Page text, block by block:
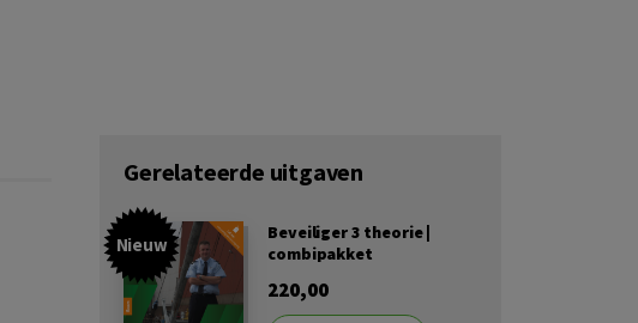
Gerelateerde uitgaven
Nieuw
Beveiliger 3 theorie |
combipakket
220,00